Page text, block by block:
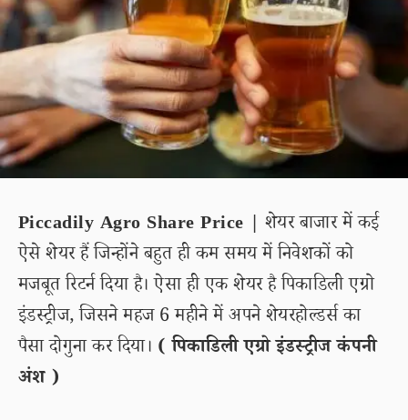
Piccadily Agro Share Price | शेयर बाजार में कई
ऐसे शेयर हैं जिन्होंने बहुत ही कम समय में निवेशकों को
मजबूत रिटर्न दिया है। ऐसा ही एक शेयर है पिकाडिली एग्रो
इंडस्ट्रीज, जिसने महज 6 महीने में अपने शेयरहोल्डर्स का
पैसा दोगुना कर दिया। ( पिकाडिली एग्रो इंडस्ट्रीज कंपनी
अंश )